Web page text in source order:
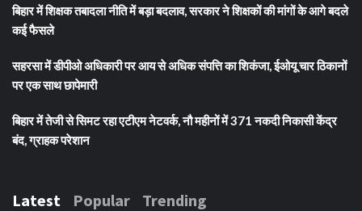
बिहार में शिक्षक तबादला नीति में बड़ा बदलाव, सरकार ने शिक्षकों की मांगों के आगे बदले
कई फैसले
सहरसा में डीपीओ अधिकारी पर आय से अधिक संपत्ति का शिकंजा, ईओयू चार ठिकानों
पर एक साथ छापेमारी
बिहार में तेजी से सिमट रहा एटीएम नेटवर्क, नौ महीनों में 371 नकदी निकासी केंद्र
बंद, ग्राहक परेशान
Latest Popular Trending